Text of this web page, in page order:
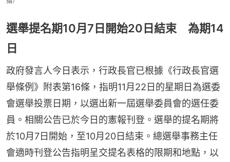
選舉提名期10月7日開始20日結束 為期14
日
政府發言人今日表示，行政長官已根據《行政長官選
舉條例》附表第16條，指明11月22日的星期日為選委
會選舉投票日期，以選出新一屆選舉委員會的選任委
員。相關公告已於今日的憲報刊登。選舉的提名期將
於10月7日開始，至10月20日結束。總選舉事務主任
會適時刊登公告指明呈交提名表格的限期和地點，以